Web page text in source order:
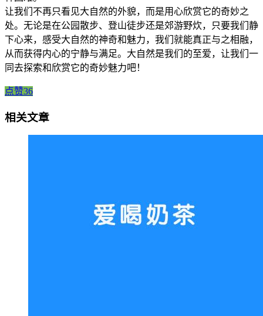
让我们不再只看见大自然的外貌，而是用心欣赏它的奇妙之
处。无论是在公园散步、登山徒步还是郊游野炊，只要我们静
下心来，感受大自然的神奇和魅力，我们就能真正与之相融，
从而获得内心的宁静与满足。大自然是我们的至爱，让我们一
同去探索和欣赏它的奇妙魅力吧！
点赞36
相关文章